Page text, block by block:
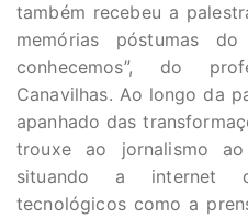
também recebeu a
memórias póstumas
conhecemos”, do
Canavilhas. Ao longo da
apanhado das
trouxe ao jornalismo
situando a internet
tecnológicos como a